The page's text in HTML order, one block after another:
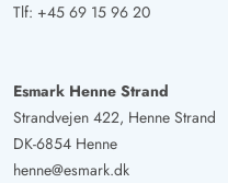
Tlf: +45 69 15 96 20
Esmark Henne Strand
Strandvejen 422, Henne Strand
DK-6854 Henne
henne@esmark.dk